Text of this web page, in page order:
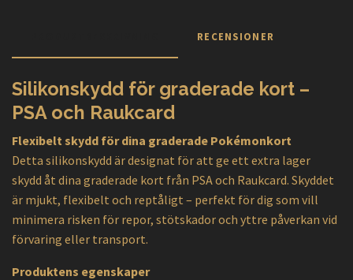
RECENSIONER
Silikonskydd för graderade kort –
PSA och Raukcard
Flexibelt skydd för dina graderade Pokémonkort
Detta silikonskydd är designat för att ge ett extra lager
skydd åt dina graderade kort från PSA och Raukcard. Skyddet
är mjukt, flexibelt och reptåligt – perfekt för dig som vill
minimera risken för repor, stötskador och yttre påverkan vid
förvaring eller transport.
Produktens egenskaper